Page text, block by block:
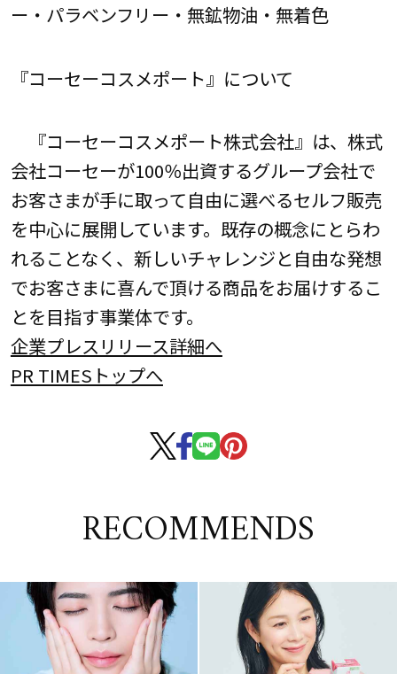
ー・パラベンフリー・無鉱物油・無着色
『コーセーコスメポート』について
『コーセーコスメポート株式会社』は、株式
会社コーセーが100％出資するグループ会社で
お客さまが手に取って自由に選べるセルフ販売
を中心に展開しています。既存の概念にとらわ
れることなく、新しいチャレンジと自由な発想
でお客さまに喜んで頂ける商品をお届けするこ
とを目指す事業体です。
企業プレスリリース詳細へ
PR TIMESトップへ
RECOMMENDS